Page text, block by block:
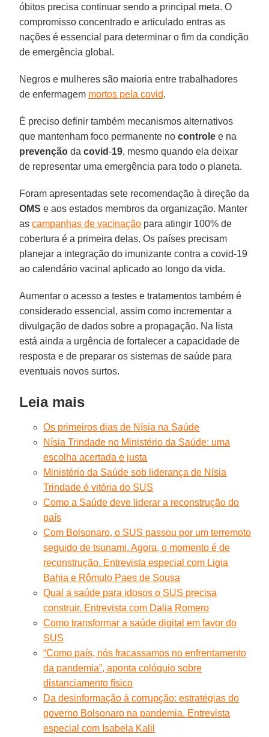
óbitos precisa continuar sendo a principal meta. O
compromisso concentrado e articulado entras as
nações é essencial para determinar o fim da condição
de emergência global.
Negros e mulheres são maioria entre trabalhadores
de enfermagem mortos pela covid.
É preciso definir também mecanismos alternativos
que mantenham foco permanente nocontrole e na
prevenção da covid-19, mesmo quando ela deixar
de representar uma emergência para todo o planeta.
Foram apresentadas sete recomendação à direção da
OMS e aos estados membros da organização. Manter
as campanhas de vacinação para atingir 100% de
cobertura é a primeira delas. Os países precisam
planejar a integração do imunizante contra a covid-19
ao calendário vacinal aplicado ao longo da vida.
Aumentar o acesso a testes e tratamentos também é
considerado essencial, assim como incrementar a
divulgação de dados sobre a propagação. Na lista
está ainda a urgência de fortalecer a capacidade de
resposta e de preparar os sistemas de saúde para
eventuais novos surtos.
Leia mais
Os primeiros dias de Nísia na Saúde
Nísia Trindade no Ministério da Saúde: uma
escolha acertada e justa
Ministério da Saúde sob liderança de Nísia
Trindade é vitória do SUS
Como a Saúde deve liderar a reconstrução do
país
Com Bolsonaro, o SUS passou por um terremoto
seguido de tsunami. Agora, o momento é de
reconstrução. Entrevista especial com Ligia
Bahia e Rômulo Paes de Sousa
Qual a saúde para idosos o SUS precisa
construir. Entrevista com Dalia Romero
Como transformar a saúde digital em favor do
SUS
“Como país, nós fracassamos no enfrentamento
da pandemia”, aponta colóquio sobre
distanciamento físico
Da desinformação à corrupção: estratégias do
governo Bolsonaro na pandemia. Entrevista
especial com Isabela Kalil